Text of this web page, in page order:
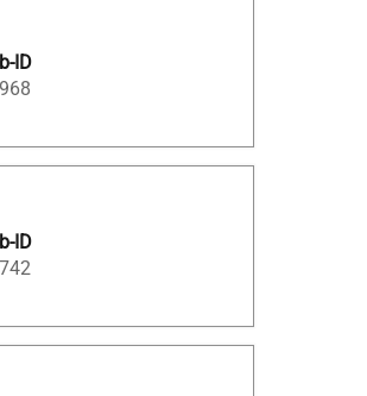
ID
ID